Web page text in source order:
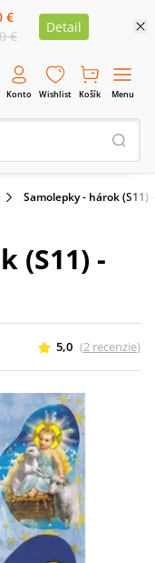
€
€
Detail
Konto Wishlist Košík Menu
Samolepky - hárok (S11)
(S11) -
5,0 (2 recenzie)